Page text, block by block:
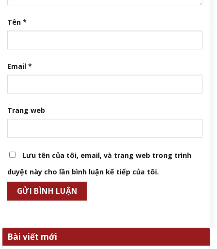
Tên *
Email *
Trang web
Lưu tên của tôi, email, và trang web trong trình
duyệt này cho lần bình luận kế tiếp của tôi.
Bài viết mới